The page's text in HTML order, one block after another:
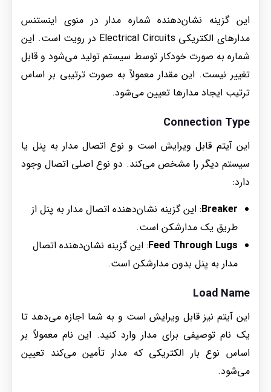
این گزینه نشان‌دهنده شماره مدار در منوی اینستنس
مدارهای الکتریکی Electrical Circuits در رویت است. این
شماره به صورت خودکار توسط سیستم تولید می‌شود و قابل
تغییر نیست. این مقدار معمولاً به صورت ترتیبی بر اساس
ترتیب ایجاد مدارها تعیین می‌شود.
Connection Type
این آیتم قابل ویرایش است و نوع اتصال مدار به پنل یا
سیستم دیگر را مشخص می‌کند. دو نوع اصلی اتصال وجود
دارد:
Breaker: این گزینه نشان‌دهنده اتصال مدار به پنل از
طریق یک مدارشکن است.
Feed Through Lugs: این گزینه نشان‌دهنده اتصال
مدار به پنل بدون مدارشکن است.
Load Name
این آیتم نیز قابل ویرایش است و به شما اجازه می‌دهد تا
یک نام توصیفی برای مدار وارد کنید. این نام معمولاً بر
اساس نوع بار الکتریکی که مدار تأمین می‌کند تعیین
می‌شود.